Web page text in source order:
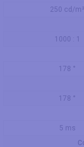
250 cd/m²
1000 : 1
178 °
178 °
5 ms